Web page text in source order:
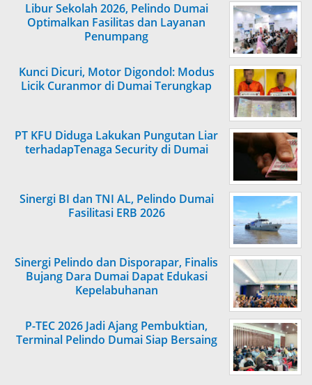
Libur Sekolah 2026, Pelindo Dumai
Optimalkan Fasilitas dan Layanan
Penumpang
Kunci Dicuri, Motor Digondol: Modus
Licik Curanmor di Dumai Terungkap
PT KFU Diduga Lakukan Pungutan Liar
terhadapTenaga Security di Dumai
Sinergi BI dan TNI AL, Pelindo Dumai
Fasilitasi ERB 2026
Sinergi Pelindo dan Disporapar, Finalis
Bujang Dara Dumai Dapat Edukasi
Kepelabuhanan
P-TEC 2026 Jadi Ajang Pembuktian,
Terminal Pelindo Dumai Siap Bersaing